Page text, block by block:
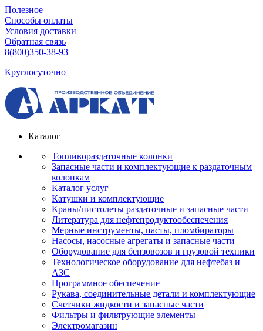
Полезное
Способы оплаты
Условия доставки
Обратная связь
8(800)350-38-93
Круглосуточно
Каталог
Топливораздаточные колонки
Запасные части и комплектующие к раздаточным
колонкам
Каталог услуг
Катушки и комплектующие
Краны/пистолеты раздаточные и запасные части
Литература для нефтепродуктообеспечения
Мерные инструменты, пасты, пломбираторы
Насосы, насосные агрегаты и запасные части
Оборудование для бензовозов и грузовой техники
Технологическое оборудование для нефтебаз и
АЗС
Программное обеспечение
Рукава, соединительные детали и комплектующие
Счетчики жидкости и запасные части
Фильтры и фильтрующие элементы
Электромагазин